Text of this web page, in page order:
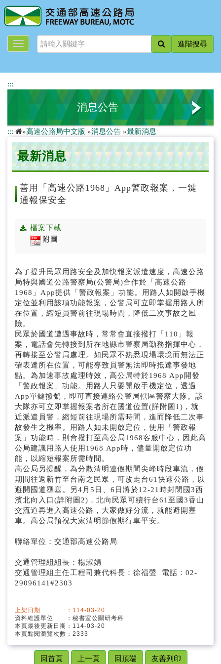
跳
到
主
進階搜尋
:::
消息公告
最新消息
新聞稿
道路封閉資訊
活動快遞
公告/公文附件
招標資訊
國道即時路況(另開新視窗)
::: »高速公路局中文版 »消息公告 »最新消息
最新消息
善用「高速公路1968」App警政報案，一鍵
通報保安全
檔案下載
附圖
為了提升民眾用路安全及加快報案派遣速度，高速公路
局特與國道公路警察局(公警局)合作於「高速公路
1968」App提供「警政報案」功能。用路人如開啟手機
定位並利用該項功能報案，公警局可立即掌握用路人所
在位置，縮短員警前往現場時間，降低二次事故之風
險。
民眾於國道遭遇事故時，常常會直接撥打「110」報
案，電話會先轉接到所在地縣市警察局勤務指揮中心，
再轉接至公警局處理。如民眾不熟悉現場環境而無法正
確表達所在位置，可能導致員警無法即時抵達事發地
點。為加速事故處理時效，高公局特於1968 App開發
「警政報案」功能。用路人只要開啟手機定位，透過
App單鍵撥號，即可直接連絡公警局轄區警察大隊。該
大隊亦可立即掌握報案者所在國道位置(詳附圖1)，就
近派遣員警，縮短前往現場所需時間，進而降低二次事
故發生之機率。用路人如未開啟定位，使用「警政報
案」功能時，則會撥打至高公局1968客服中心，因此高
公局建議用路人使用1968 App時，儘量開啟定位功
能，以縮短報案所需時間。
高公局另提醒，為分散清明連假期間尖峰時段車流，假
期間往返新竹至台南之民眾，可改走台61快速公路，以
避開國道壅塞。另4月5日、6日將於12-21時封閉國3西
濱北向入口(詳附圖2)，北向民眾可續行台61至國3香山
交流道再進入高速公路，大家做好分流，就能避開塞
車。高公局預祝大家清明節假期行車平安。
聯絡單位：交通部高速公路局
交通管理組組長：楊淑娟
交通管理組主任工程司兼代科長：徐福聲 電話：02-
29096141#2303
上架日期 ：114-03-20
資料維護單位 ：秘書室公關研考科
本頁最後更新日期：114-03-20
本頁點閱瀏覽次數：2333
回首頁 上一頁 回頂端 友善列印